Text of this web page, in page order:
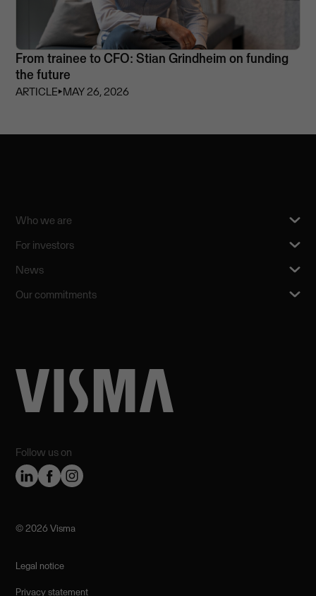
From trainee to CFO: Stian Grindheim on funding
the future
ARTICLE⏵MAY 26, 2026
Follow us on
Who we are
For investors
News
Our commitments
©️ 2026 Visma
Legal notice
Privacy statement